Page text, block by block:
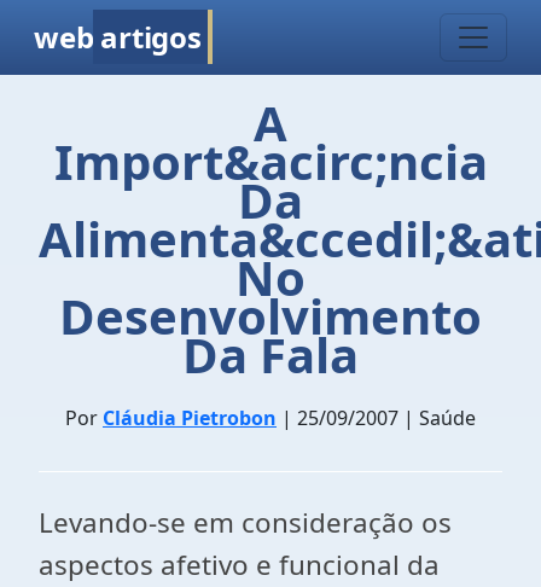
web artigos
A
Import&acirc;ncia
Da
No
Desenvolvimento
Da Fala
Por Cláudia Pietrobon | 25/09/2007 | Saúde
Levando-se em consideração os
aspectos afetivo e funcional da